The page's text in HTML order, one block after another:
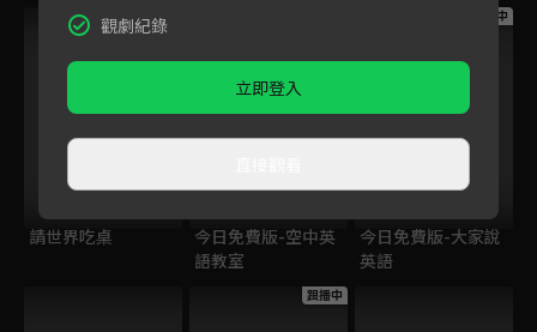
跟播中
請世界吃桌
今日免費版-空中英
語教室
跟播中
今日免費版-大家說
英語
跟播中
觀劇紀錄
立即登入